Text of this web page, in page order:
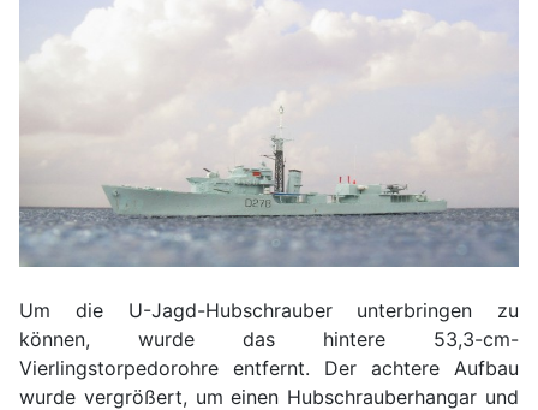
Um die U-Jagd-Hubschrauber unterbringen zu
können, wurde das hintere 53,3-cm-
Vierlingstorpedorohre entfernt. Der achtere Aufbau
wurde vergrößert, um einen Hubschrauberhangar und